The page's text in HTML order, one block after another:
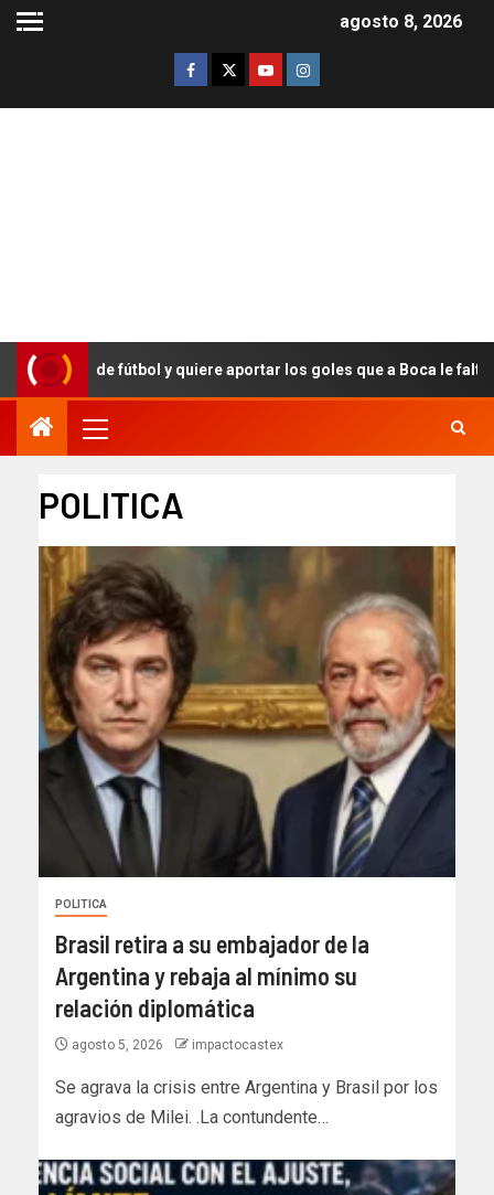
agosto 8, 2026
fútbol y quiere aportar los goles que a Boca le faltan hace años
POLITICA
POLITICA
Brasil retira a su embajador de la
Argentina y rebaja al mínimo su
relación diplomática
agosto 5, 2026 impactocastex
Se agrava la crisis entre Argentina y Brasil por los
agravios de Milei. .La contundente…